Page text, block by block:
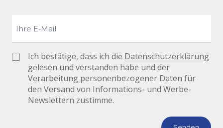
Ich bestätige, dass ich die Datenschutzerklärung
gelesen und verstanden habe und der
Verarbeitung personenbezogener Daten für
den Versand von Informations- und Werbe-
Newslettern zustimme.